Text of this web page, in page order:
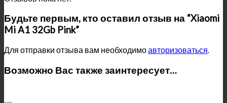
Будьте первым, кто оставил отзыв на “Xiaomi
Mi A1 32Gb Pink”
Для отправки отзыва вам необходимоавторизоваться.
Возможно Вас также заинтересует…